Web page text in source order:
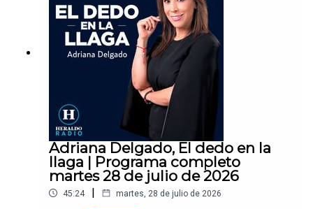
Adriana Delgado, El dedo en la
llaga | Programa completo
martes 28 de julio de 2026
45:24 | martes, 28 de julio de 2026